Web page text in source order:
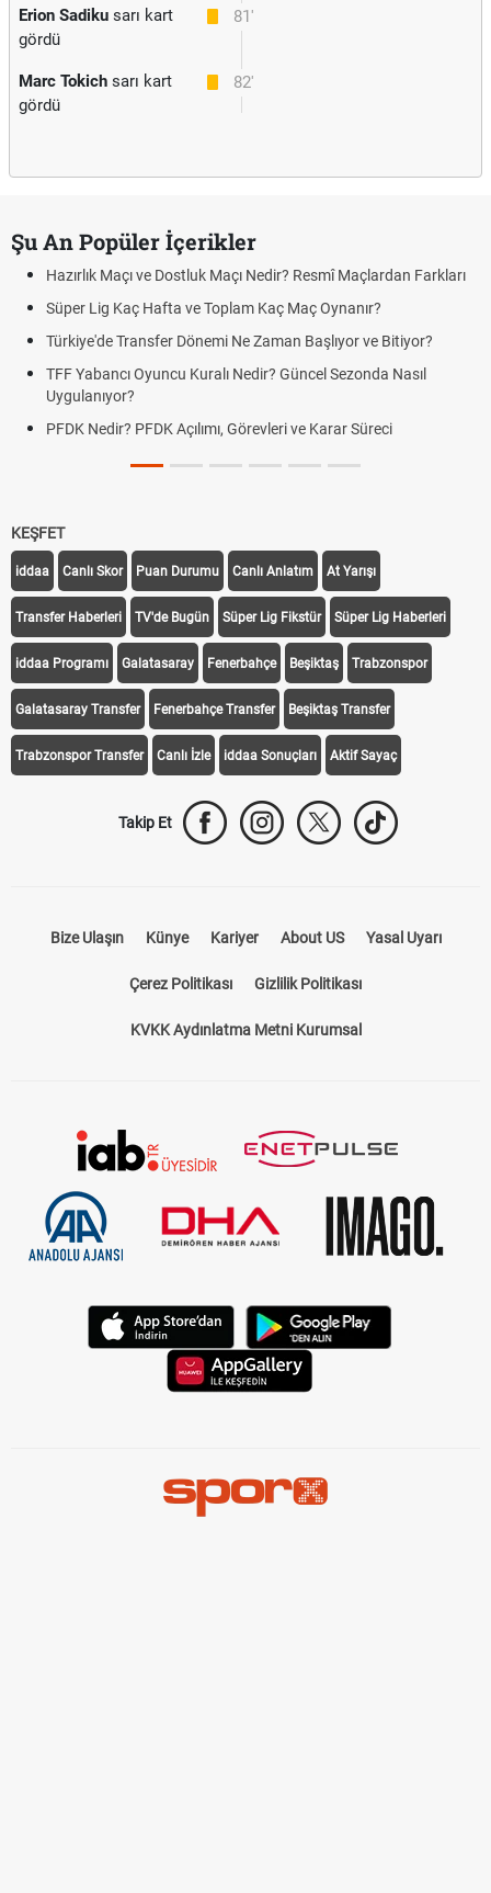
81'
Erion Sadiku sarı kart
gördü
82'
Marc Tokich sarı kart
gördü
Şu An Popüler İçerikler
Hazırlık Maçı ve Dostluk Maçı Nedir? Resmî Maçlardan Farkları
Süper Lig Kaç Hafta ve Toplam Kaç Maç Oynanır?
Türkiye'de Transfer Dönemi Ne Zaman Başlıyor ve Bitiyor?
TFF Yabancı Oyuncu Kuralı Nedir? Güncel Sezonda Nasıl
Uygulanıyor?
PFDK Nedir? PFDK Açılımı, Görevleri ve Karar Süreci
KEŞFET
iddaa Canlı Skor Puan Durumu Canlı Anlatım At Yarışı
Transfer Haberleri TV'de Bugün Süper Lig Fikstür Süper Lig Haberleri
iddaa Programı Galatasaray Fenerbahçe Beşiktaş Trabzonspor
Galatasaray Transfer Fenerbahçe Transfer Beşiktaş Transfer
Trabzonspor Transfer Canlı İzle iddaa Sonuçları Aktif Sayaç
Takip Et
Bize Ulaşın Künye Kariyer About US Yasal Uyarı
Çerez Politikası Gizlilik Politikası
KVKK Aydınlatma Metni Kurumsal